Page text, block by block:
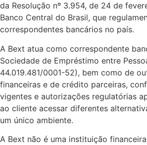
da Resolução nº 3.954, de 24 de
Banco Central do Brasil, que
correspondentes bancários no país.
A Bext atua como correspondente
Sociedade de Empréstimo entre
44.019.481/0001-52), bem como de
financeiras e de crédito parceiras,
vigentes e autorizações regulatórias
ao cliente acessar diferentes
um único ambiente.
A Bext não é uma instituição